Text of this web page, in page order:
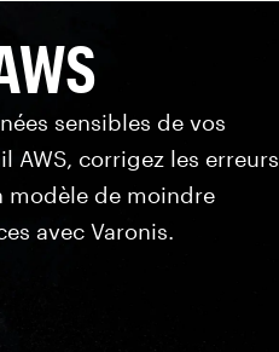
sensibles de vos
AWS, corrigez les erreurs
modèle de moindre
avec Varonis.